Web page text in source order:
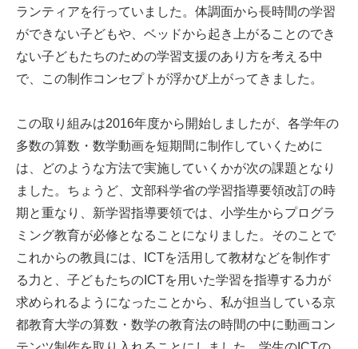
ランティアを行っていました。体調面から長時間の学習
ができない子どもや、ベッドから起き上がることのでき
ない子どもたちのための学習支援のあり方を考える中
で、この制作コンセプトが浮かび上がってきました。
この取り組みは2016年度から開始しましたが、各学年の
多数の算数・数学動画を短期間に制作していくために
は、どのような方法で実施していくかが次の課題となり
ました。ちょうど、文部科学省の学習指導要領改訂の時
期と重なり、新学習指導要領では、小学生からプログラ
ミング教育が必修となることになりました。そのことで
これからの教員には、ICTを活用して教材などを制作す
る力と、子どもたちのICTを用いた学習を指導する力が
求められるようになったことから、私が担当している京
都教育大学の算数・数学の教育法の時間の中に動画コン